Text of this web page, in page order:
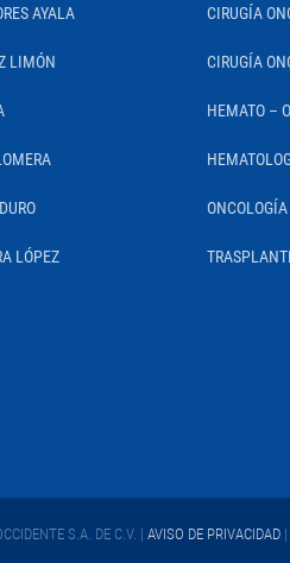
AYALA
LIMÓN
LÓPEZ
CIRUGÍA
CIRUGÍA
HEMATO –
S.A. DE C.V. | AVISO DE PRIVACIDAD